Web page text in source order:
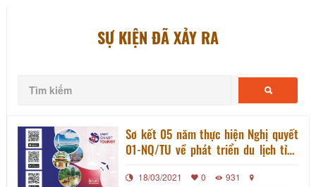
SỰ KIỆN ĐÃ XẢY RA
Sơ kết 05 năm thực hiện Nghị quyết
01-NQ/TU về phát triển du lịch tỉnh
18/03/2021 0 931